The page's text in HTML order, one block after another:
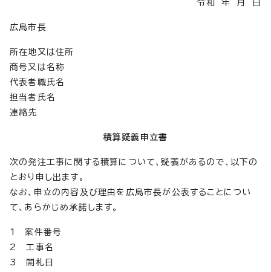
令和 年 月 日
広島市長
所在地又は住所
商号又は名称
代表者職氏名
担当者氏名
連絡先
積算疑義申立書
次の発注工事に関する積算について、疑義があるので、以下の
とおり申し出ます。
なお、申立の内容及び理由を広島市長が公表することについ
て、あらかじめ承諾します。
1 案件番号
2 工事名
3 開札日